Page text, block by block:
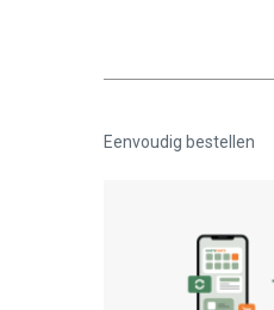
Eenvoudig bestellen